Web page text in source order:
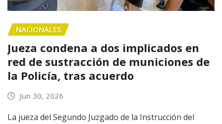
NACIONALES
Jueza condena a dos implicados en
red de sustracción de municiones de
la Policía, tras acuerdo
Jun 30, 2026
La jueza del Segundo Juzgado de la Instrucción del